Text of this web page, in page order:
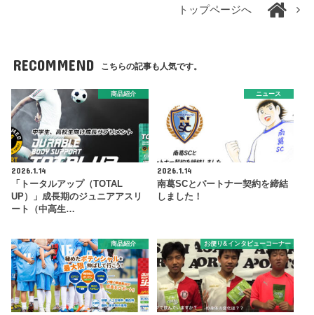
トップページへ
RECOMMEND こちらの記事も人気です。
商品紹介
2026.1.14
「トータルアップ（TOTAL
UP）」成長期のジュニアアスリ
ート（中高生…
ニュース
2026.1.14
南葛SCとパートナー契約を締結
しました！
商品紹介 お便り&インタビューコーナー